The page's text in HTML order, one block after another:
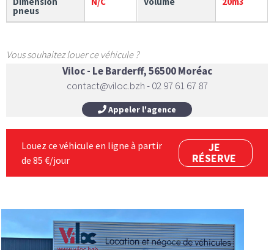
pneus
Vous souhaitez louer ce véhicule ?
Viloc - Le Barderff, 56500 Moréac
contact@viloc.bzh - 02 97 61 67 87
Appeler l'agence
Louez ce véhicule en ligne à partir
de 85 €/jour
JE
RÉSERVE